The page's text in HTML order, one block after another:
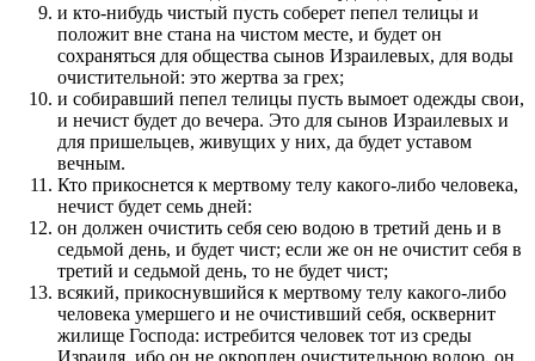
и кто-нибудь чистый пусть соберет пепел телицы и
положит вне стана на чистом месте, и будет он
сохраняться для общества сынов Израилевых, для воды
очистительной: это жертва за грех;
и собиравший пепел телицы пусть вымоет одежды свои,
и нечист будет до вечера. Это для сынов Израилевых и
для пришельцев, живущих у них, да будет уставом
вечным.
Кто прикоснется к мертвому телу какого-либо человека,
нечист будет семь дней:
он должен очистить себя сею водою в третий день и в
седьмой день, и будет чист; если же он не очистит себя в
третий и седьмой день, то не будет чист;
всякий, прикоснувшийся к мертвому телу какого-либо
человека умершего и не очистивший себя, осквернит
жилище Господа: истребится человек тот из среды
Израиля, ибо он не окроплен очистительною водою, он